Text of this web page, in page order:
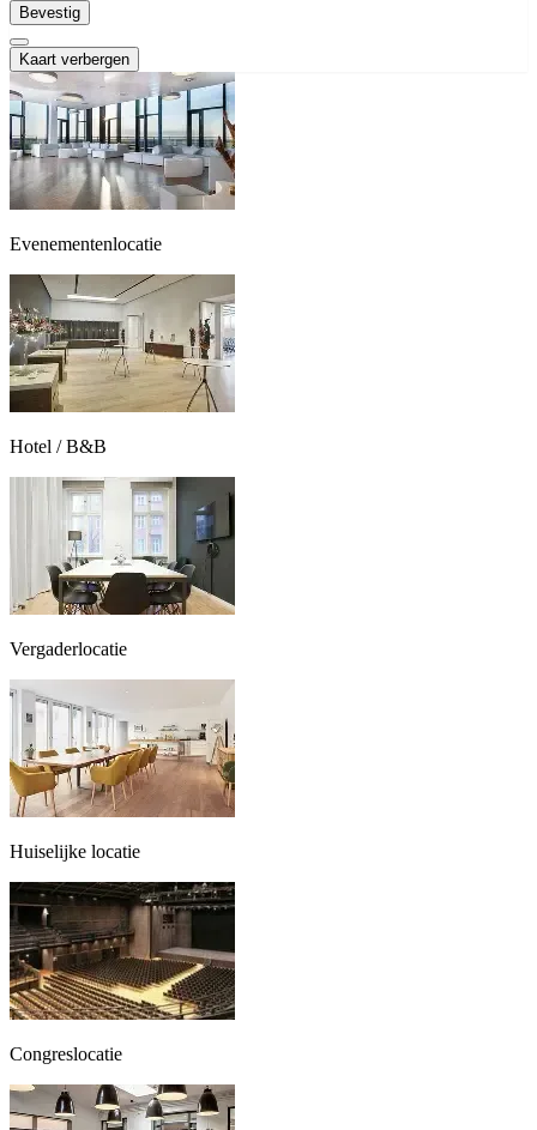
Bevestig
Kaart verbergen
Evenementenlocatie
Hotel / B&B
Vergaderlocatie
Huiselijke locatie
Congreslocatie